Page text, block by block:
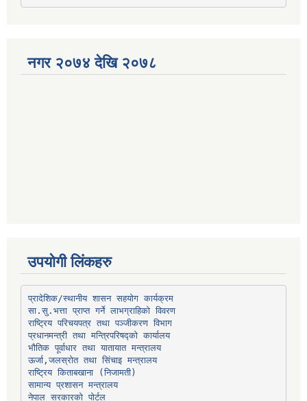
नगर २०७४ देखि २०७८
उपयोगी लिंकहरु
प्रादेशिक/स्थानीय शासन सहयोग कार्यक्रम
सा.सु.भत्ता प्राप्त गर्ने लाभग्राहिको विवरण
राष्ट्रिय परिचयपत्र तथा पञ्‍जीकरण विभाग
प्रधानमन्त्री तथा मन्त्रिपरिषद्को कार्यालय
भौतिक पूर्वाधार तथा यातायात मन्त्रालय
ऊर्जा,जलस्रोत तथा सिंचाइ मन्त्रालय
सामान्य प्रशासन मन्त्रालय
नेपाल सरकारको पोर्टल